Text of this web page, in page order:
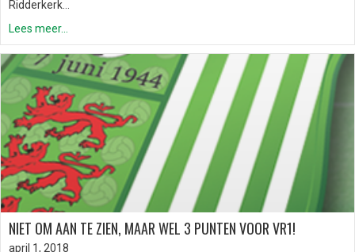
Ridderkerk…
Lees meer...
NIET OM AAN TE ZIEN, MAAR WEL 3 PUNTEN VOOR VR1!
april 1, 2018